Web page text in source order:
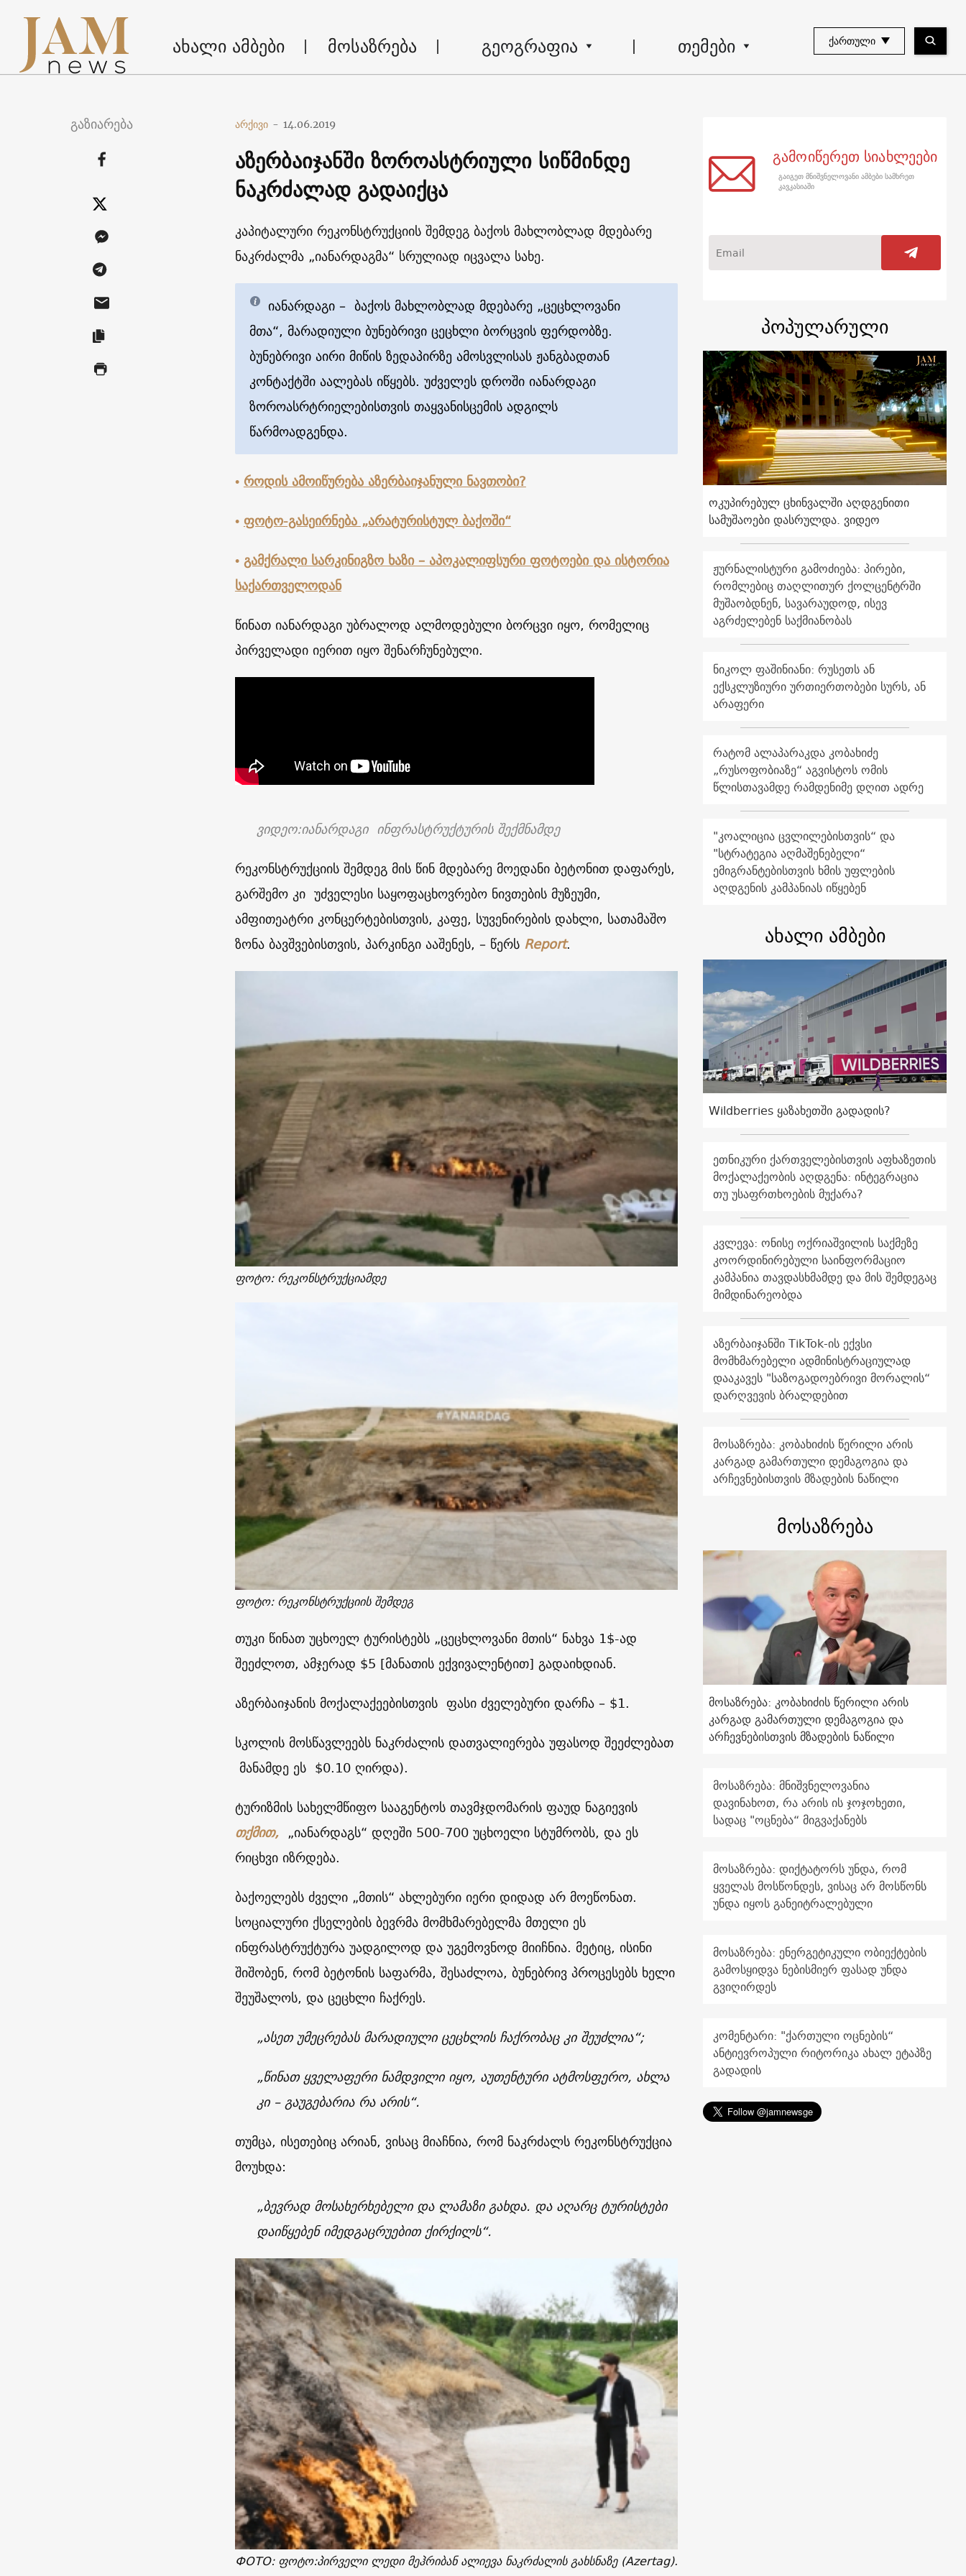
ახალი ამბები მოსაზრება გეოგრაფია თემები ᲥᲐᲠᲗᲣᲚᲘ
გაზიარება არქივი - 14.06.2019
აზერბაიჯანში ზოროასტრიული სიწმინდე
ნაკრძალად გადაიქცა
კაპიტალური რეკონსტრუქციის შემდეგ ბაქოს მახლობლად მდებარე
ნაკრძალმა „იანარდაგმა“ სრულიად იცვალა სახე.
იანარდაგი – ბაქოს მახლობლად მდებარე „ცეცხლოვანი
მთა“, მარადიული ბუნებრივი ცეცხლი ბორცვის ფერდობზე.
ბუნებრივი აირი მიწის ზედაპირზე ამოსვლისას ჟანგბადთან
კონტაქტში აალებას იწყებს. უძველეს დროში იანარდაგი
ზოროასრტრიელებისთვის თაყვანისცემის ადგილს
წარმოადგენდა.
•როდის ამოიწურება აზერბაიჯანული ნავთობი?
•ფოტო-გასეირნება „არატურისტულ ბაქოში“
•გამქრალი სარკინიგზო ხაზი – აპოკალიფსური ფოტოები და ისტორია
საქართველოდან
წინათ იანარდაგი უბრალოდ ალმოდებული ბორცვი იყო, რომელიც
პირველადი იერით იყო შენარჩუნებული.
ვიდეო:იანარდაგი ინფრასტრუქტურის შექმნამდე
რეკონსტრუქციის შემდეგ მის წინ მდებარე მოედანი ბეტონით დაფარეს,
გარშემო კი უძველესი საყოფაცხოვრებო ნივთების მუზეუმი,
ამფითეატრი კონცერტებისთვის, კაფე, სუვენირების დახლი, სათამაშო
ზონა ბავშვებისთვის, პარკინგი ააშენეს, – წერს Report.
ფოტო: რეკონსტრუქციამდე
ფოტო: რეკონსტრუქციის შემდეგ
თუკი წინათ უცხოელ ტურისტებს „ცეცხლოვანი მთის“ ნახვა 1$-ად
შეეძლოთ, ამჯერად $5 [მანათის ექვივალენტით] გადაიხდიან.
აზერბაიჯანის მოქალაქეებისთვის ფასი ძველებური დარჩა– $1.
სკოლის მოსწავლეებს ნაკრძალის დათვალიერება უფასოდ შეეძლებათ
მანამდე ეს $0.10ღირდა).
ტურიზმის სახელმწიფო სააგენტოს თავმჯდომარის ფაუდ ნაგიევის
თქმით, „იანარდაგს“ დღეში500-700უცხოელი სტუმრობს, და ეს
რიცხვი იზრდება.
ბაქოელებს ძველი „მთის“ ახლებური იერი დიდად არ მოეწონათ.
სოციალური ქსელების ბევრმა მომხმარებელმა მთელი ეს
ინფრასტრუქტურა უადგილოდ და უგემოვნოდ მიიჩნია. მეტიც, ისინი
შიშობენ, რომ ბეტონის საფარმა, შესაძლოა, ბუნებრივ პროცესებს ხელი
შეუშალოს, და ცეცხლი ჩაქრეს.
„ასეთ უმეცრებას მარადიული ცეცხლის ჩაქრობაც კი შეუძლია“;
„წინათ ყველაფერი ნამდვილი იყო, აუთენტური ატმოსფერო, ახლა
კი – გაუგებარია რა არის“.
თუმცა, ისეთებიც არიან, ვისაც მიაჩნია, რომ ნაკრძალს რეკონსტრუქცია
მოუხდა:
„ბევრად მოსახერხებელი და ლამაზი გახდა. და აღარც ტურისტები
დაიწყებენ იმედგაცრუებით ქირქილს“.
ФОТО: ფოტო:პირველი ლედი მეჰრიბან ალიევა ნაკრძალის გახსნაზე (Azertag).
გამოიწერეთ სიახლეები
გაიგეთ მნიშვნელოვანი ამბები სამხრეთ
კავკასიაში
პოპულარული
ოკუპირებულ ცხინვალში აღდგენითი
სამუშაოები დასრულდა. ვიდეო
ჟურნალისტური გამოძიება: პირები,
რომლებიც თაღლითურ ქოლცენტრში
მუშაობდნენ, სავარაუდოდ, ისევ
აგრძელებენ საქმიანობას
ნიკოლ ფაშინიანი: რუსეთს ან
ექსკლუზიური ურთიერთობები სურს, ან
არაფერი
რატომ ალაპარაკდა კობახიძე
„რუსოფობიაზე“ აგვისტოს ომის
წლისთავამდე რამდენიმე დღით ადრე
"კოალიცია ცვლილებისთვის“ და
"სტრატეგია აღმაშენებელი“
ემიგრანტებისთვის ხმის უფლების
აღდგენის კამპანიას იწყებენ
ახალი ამბები
Wildberries ყაზახეთში გადადის?
ეთნიკური ქართველებისთვის აფხაზეთის
მოქალაქეობის აღდგენა: ინტეგრაცია
თუ უსაფრთხოების მუქარა?
კვლევა: ონისე ოქრიაშვილის საქმეზე
კოორდინირებული საინფორმაციო
კამპანია თავდასხმამდე და მის შემდეგაც
მიმდინარეობდა
აზერბაიჯანში TikTok-ის ექვსი
მომხმარებელი ადმინისტრაციულად
დააკავეს "საზოგადოებრივი მორალის“
დარღვევის ბრალდებით
მოსაზრება: კობახიძის წერილი არის
კარგად გამართული დემაგოგია და
არჩევნებისთვის მზადების ნაწილი
მოსაზრება
მოსაზრება: კობახიძის წერილი არის
კარგად გამართული დემაგოგია და
არჩევნებისთვის მზადების ნაწილი
მოსაზრება: მნიშვნელოვანია
დავინახოთ, რა არის ის ჯოჯოხეთი,
სადაც "ოცნება“ მიგვაქანებს
მოსაზრება: დიქტატორს უნდა, რომ
ყველას მოსწონდეს, ვისაც არ მოსწონს
უნდა იყოს განეიტრალებული
მოსაზრება: ენერგეტიკული ობიექტების
გამოსყიდვა ნებისმიერ ფასად უნდა
გვიღირდეს
კომენტარი: "ქართული ოცნების“
ანტიევროპული რიტორიკა ახალ ეტაპზე
გადადის